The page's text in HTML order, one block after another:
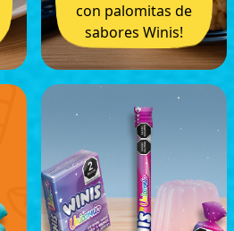
con palomitas de
sabores Winis!